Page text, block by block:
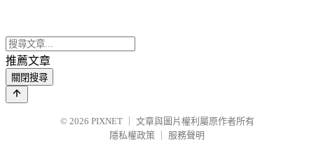
推薦文章
關閉搜尋
© 2026 PIXNET
文章與圖片權利屬原作者所有
隱私權政策
服務聲明